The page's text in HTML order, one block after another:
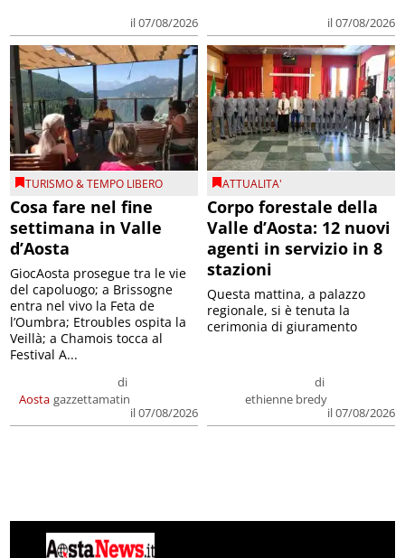
il 07/08/2026 il 07/08/2026
TURISMO & TEMPO LIBERO
Cosa fare nel fine
settimana in Valle
d’Aosta
Aosta
di
gazzettamatin
il 07/08/2026
GiocAosta prosegue tra le vie
del capoluogo; a Brissogne
entra nel vivo la Feta de
l’Oumbra; Etroubles ospita la
Veillà; a Chamois tocca al
Festival A...
ATTUALITA'
Corpo forestale della
Valle d’Aosta: 12 nuovi
agenti in servizio in 8
stazioni
di
ethienne bredy
il 07/08/2026
Questa mattina, a palazzo
regionale, si è tenuta la
cerimonia di giuramento